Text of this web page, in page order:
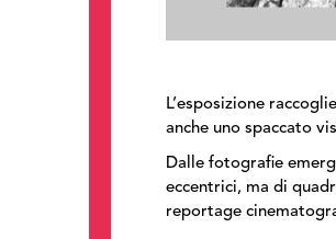
L’esposizione
anche uno spaccato
Dalle fotografie
eccentrici, ma di
reportage